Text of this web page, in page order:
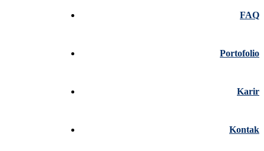
FAQ
Portofolio
Karir
Kontak